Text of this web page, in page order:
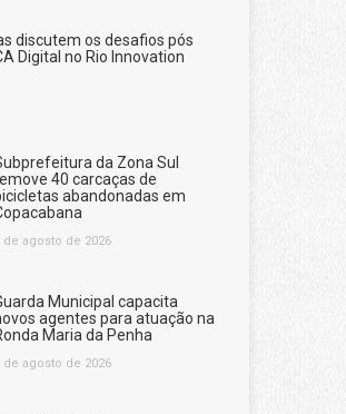
discutem os desafios pós
Digital no Rio Innovation
da Zona Sul
40 carcaças de
abandonadas em
de agosto de 2026
Municipal capacita
agentes para atuação na
Maria da Penha
de agosto de 2026